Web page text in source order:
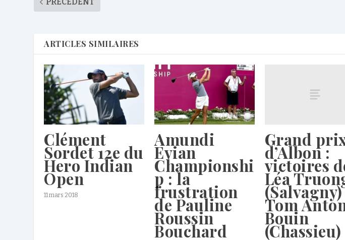
ARTICLES SIMILAIRES
Clément
Sordet 12e du
Hero Indian
Open
11 mars 2018
Amundi
Evian
Championshi
p : la
frustration
de Pauline
Roussin
Bouchard
Grand
d’Albon :
victoires
Léa
Tom
Bouin
(Chassieu)